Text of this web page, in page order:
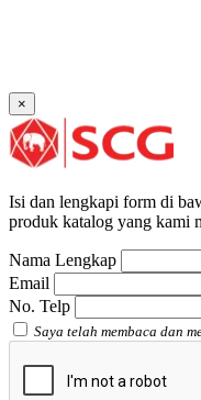
Plug SCG AW
Shinkolite
Atap Akrilik
×
Isi dan lengkapi form di
produk katalog yang kami
Nama Lengkap
Email
No. Telp
Saya telah membaca dan